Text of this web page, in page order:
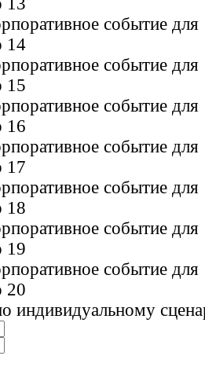
индивидуальному